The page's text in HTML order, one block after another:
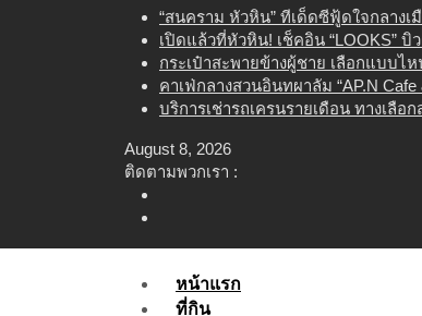
“สนคราม หัวหิน” ทีเด็ดซีฟู้ดใจกลาง
เปิดแล้วที่หัวหิน! เช็คอิน “LOOKS”
กระเป๋าสะพายข้างผู้ชาย เลือกแบบไ
คาเฟ่กลางสวนอินทผาลัม “AP.N
บริการเช่ารถเครนรายเดือน ทางเลือ
August 8, 2026
ติดตามพวกเรา :
หน้าแรก
ที่กิน